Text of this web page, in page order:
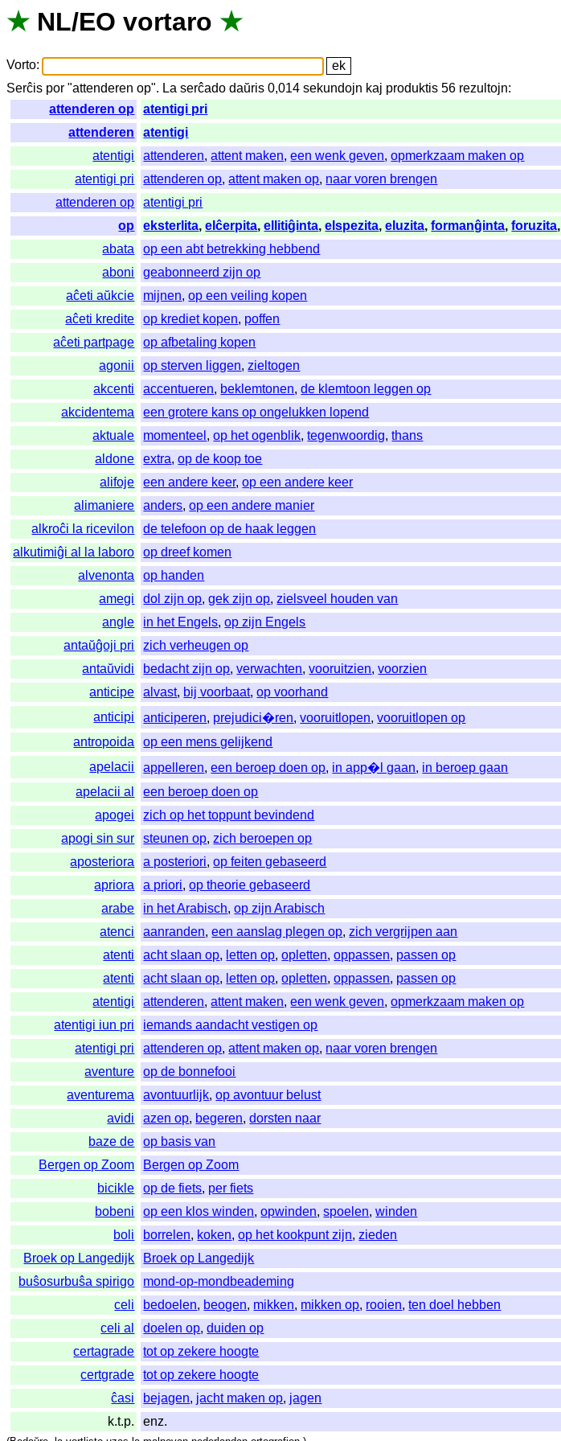
★ NL/EO vortaro ★
Vorto:
Serĉis por "attenderen op". La serĉado daŭris 0,014sekundojn kaj produktis 56 rezultojn:
attenderen op
atentigi pri
attenderen
atentigi
atentigi
attenderen,attent maken,een wenk geven,opmerkzaam maken op
atentigi pri
attenderen op,attent maken op, naar voren brengen
attenderen op
atentigi pri
op
eksterlita,elĉerpita,ellitiĝinta,elspezita,eluzita,formanĝinta,foruzita,
abata
op een abt betrekking hebbend
aboni
geabonneerd zijn op
aĉeti aŭkcie
mijnen,op een veiling kopen
aĉeti kredite
op krediet kopen, poffen
aĉeti partpage
op afbetaling kopen
agonii
op sterven liggen,zieltogen
akcenti
accentueren, beklemtonen,de klemtoon leggen op
akcidentema
een grotere kans op ongelukken lopend
aktuale
momenteel ,op het ogenblik,tegenwoordig,thans
aldone
extra,op de koop toe
alifoje
een andere keer,op een andere keer
alimaniere
anders,op een andere manier
alkroĉi la ricevilon
de telefoon op de haak leggen
alkutimiĝi al la laboro
op dreef komen
alvenonta
op handen
amegi
dol zijn op,gek zijn op,zielsveel houden van
angle
in het Engels,op zijn Engels
antaŭĝoji pri
zich verheugen op
antaŭvidi
bedacht zijn op,verwachten,vooruitzien,voorzien
anticipe
alvast, bij voorbaat,op voorhand
anticipi
anticiperen, prejudici�ren,vooruitlopen,vooruitlopen op
antropoida
op een mens gelijkend
apelacii
appelleren,een beroep doen op, in app�l gaan, in beroep gaan
apelacii al
een beroep doen op
apogei
zich op het toppunt bevindend
apogi sin sur
steunen op,zich beroepen op
aposteriora
a posteriori,op feiten gebaseerd
apriora
a priori,op theorie gebaseerd
arabe
in het Arabisch,op zijn Arabisch
atenci
aanranden,een aanslag plegen op,zich vergrijpen aan
atenti
acht slaan op, letten op,opletten,oppassen, passen op
atenti
acht slaan op, letten op,opletten,oppassen, passen op
atentigi
attenderen,attent maken,een wenk geven,opmerkzaam maken op
atentigi iun pri
iemands aandacht vestigen op
atentigi pri
attenderen op,attent maken op, naar voren brengen
aventure
op de bonnefooi
aventurema
avontuurlijk,op avontuur belust
avidi
azen op, begeren,dorsten naar
baze de
op basis van
Bergen op Zoom
Bergen op Zoom
bicikle
op de fiets, per fiets
bobeni
op een klos winden,opwinden,spoelen,winden
boli
borrelen, koken,op het kookpunt zijn,zieden
Broek op Langedijk
Broek op Langedijk
buŝosurbuŝa spirigo
mond-op-mondbeademing
celi
bedoelen, beogen, mikken, mikken op, rooien,ten doel hebben
celi al
doelen op,duiden op
certagrade
tot op zekere hoogte
certgrade
tot op zekere hoogte
ĉasi
bejagen, jacht maken op, jagen
k.t.p.
enz.